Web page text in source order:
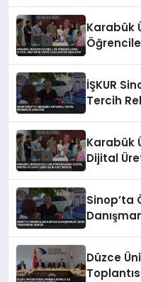
Karabük
İŞKUR
Tercih
Karabük
Dijital
Sinop’ta
Düzce